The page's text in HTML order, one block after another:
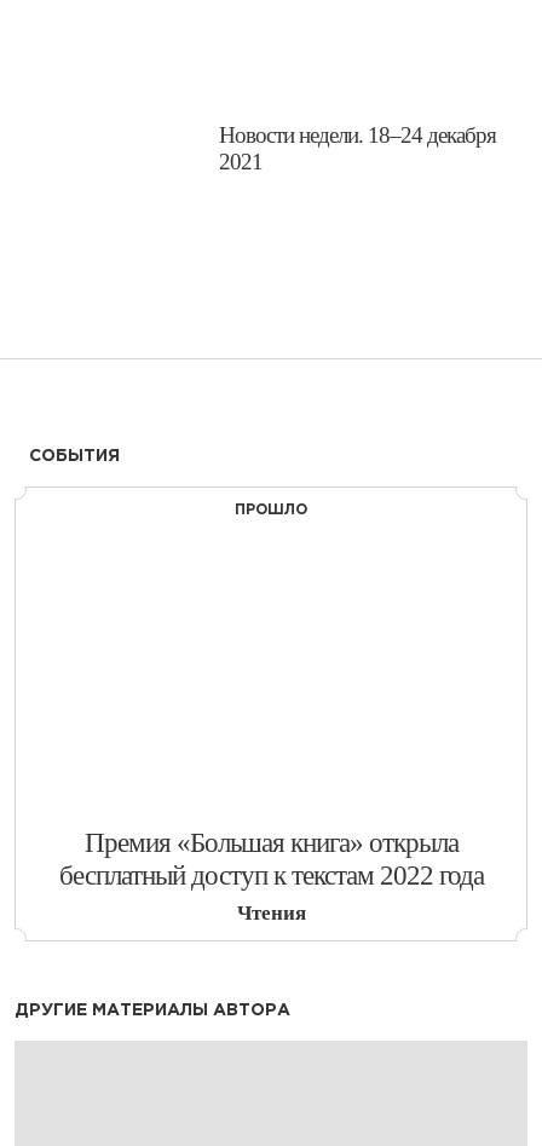
Новости недели. 18–24 декабря
2021
СОБЫТИЯ
ПРОШЛО
​Премия «Большая книга» открыла
бесплатный доступ к текстам 2022 года
Чтения
ДРУГИЕ МАТЕРИАЛЫ АВТОРА